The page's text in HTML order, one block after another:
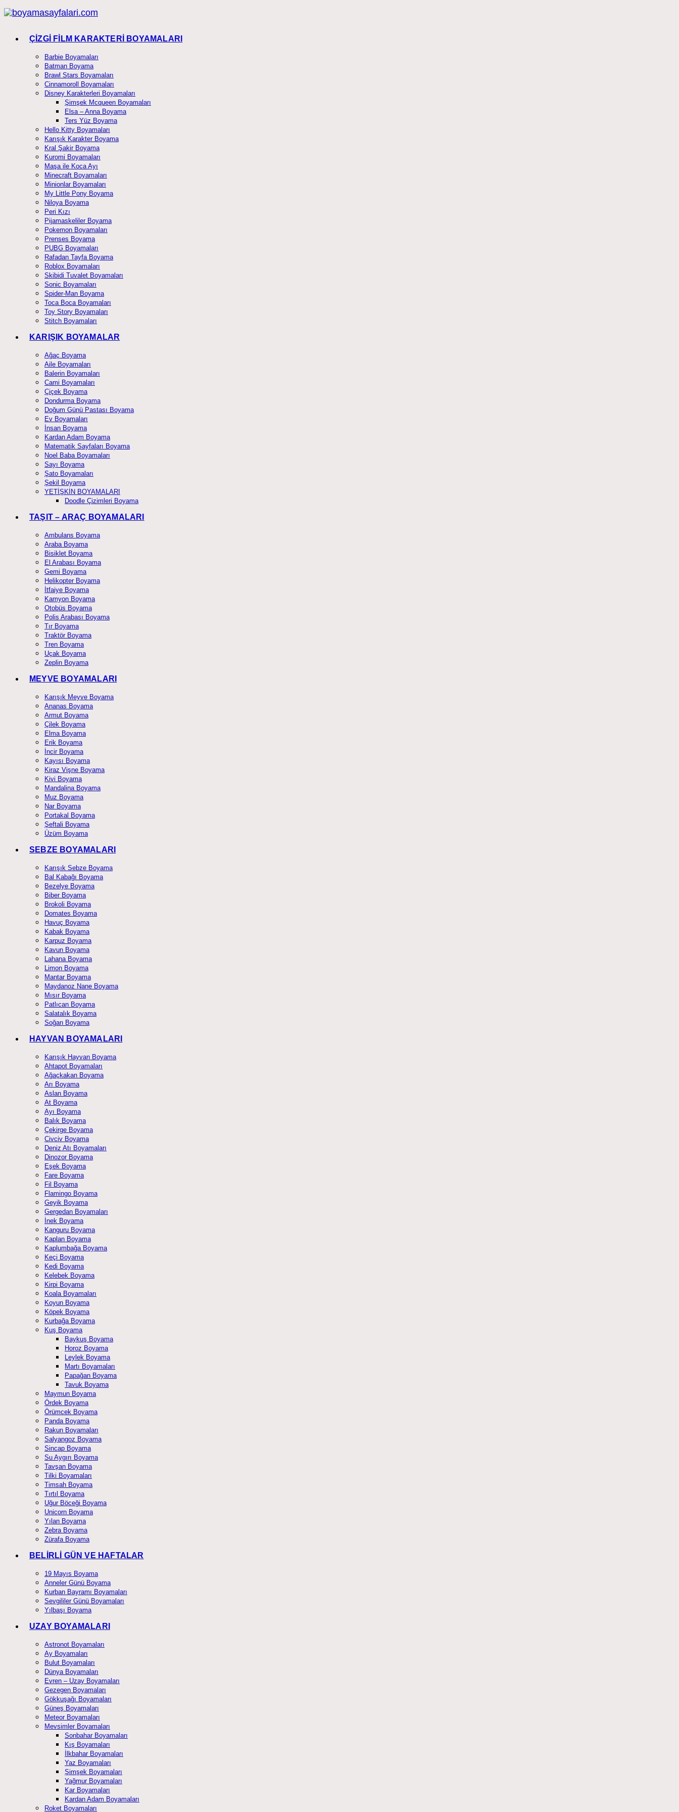
Skip
to
ÇİZGİ FİLM KARAKTERİ BOYAMALARI
Barbie Boyamaları
Batman Boyama
Brawl Stars Boyamaları
Cinnamoroll Boyamaları
Disney Karakterleri Boyamaları
Şimşek Mcqueen Boyamaları
Elsa – Anna Boyama
Ters Yüz Boyama
Hello Kitty Boyamaları
Karışık Karakter Boyama
Kral Şakir Boyama
Kuromi Boyamaları
Maşa ile Koca Ayı
Minecraft Boyamaları
Minionlar Boyamaları
My Little Pony Boyama
Niloya Boyama
Peri Kızı
Pijamaskeliler Boyama
Pokemon Boyamaları
Prenses Boyama
PUBG Boyamaları
Rafadan Tayfa Boyama
Roblox Boyamaları
Skibidi Tuvalet Boyamaları
Sonic Boyamaları
Spider-Man Boyama
Toca Boca Boyamaları
Toy Story Boyamaları
Stitch Boyamaları
KARIŞIK BOYAMALAR
Ağaç Boyama
Aile Boyamaları
Balerin Boyamaları
Cami Boyamaları
Çiçek Boyama
Dondurma Boyama
Doğum Günü Pastası Boyama
Ev Boyamaları
İnsan Boyama
Kardan Adam Boyama
Matematik Sayfaları Boyama
Noel Baba Boyamaları
Sayı Boyama
Şato Boyamaları
Şekil Boyama
YETİŞKİN BOYAMALARI
Doodle Çizimleri Boyama
TAŞIT – ARAÇ BOYAMALARI
Ambulans Boyama
Araba Boyama
Bisiklet Boyama
El Arabası Boyama
Gemi Boyama
Helikopter Boyama
İtfaiye Boyama
Kamyon Boyama
Otobüs Boyama
Polis Arabası Boyama
Tır Boyama
Traktör Boyama
Tren Boyama
Uçak Boyama
Zeplin Boyama
MEYVE BOYAMALARI
Karışık Meyve Boyama
Ananas Boyama
Armut Boyama
Çilek Boyama
Elma Boyama
Erik Boyama
İncir Boyama
Kayısı Boyama
Kiraz Vişne Boyama
Kivi Boyama
Mandalina Boyama
Muz Boyama
Nar Boyama
Portakal Boyama
Şeftali Boyama
Üzüm Boyama
SEBZE BOYAMALARI
Karışık Sebze Boyama
Bal Kabağı Boyama
Bezelye Boyama
Biber Boyama
Brokoli Boyama
Domates Boyama
Havuç Boyama
Kabak Boyama
Karpuz Boyama
Kavun Boyama
Lahana Boyama
Limon Boyama
Mantar Boyama
Maydanoz Nane Boyama
Mısır Boyama
Patlıcan Boyama
Salatalık Boyama
Soğan Boyama
HAYVAN BOYAMALARI
Karışık Hayvan Boyama
Ahtapot Boyamaları
Ağaçkakan Boyama
Arı Boyama
Aslan Boyama
At Boyama
Ayı Boyama
Balık Boyama
Çekirge Boyama
Civciv Boyama
Deniz Atı Boyamaları
Dinozor Boyama
Eşek Boyama
Fare Boyama
Fil Boyama
Flamingo Boyama
Geyik Boyama
Gergedan Boyamaları
İnek Boyama
Kanguru Boyama
Kaplan Boyama
Kaplumbağa Boyama
Keçi Boyama
Kedi Boyama
Kelebek Boyama
Kirpi Boyama
Koala Boyamaları
Koyun Boyama
Köpek Boyama
Kurbağa Boyama
Kuş Boyama
Baykuş Boyama
Horoz Boyama
Leylek Boyama
Martı Boyamaları
Papağan Boyama
Tavuk Boyama
Maymun Boyama
Ördek Boyama
Örümcek Boyama
Panda Boyama
Rakun Boyamaları
Salyangoz Boyama
Sincap Boyama
Su Aygırı Boyama
Tavşan Boyama
Tilki Boyamaları
Timsah Boyama
Tırtıl Boyama
Uğur Böceği Boyama
Unicorn Boyama
Yılan Boyama
Zebra Boyama
Zürafa Boyama
BELİRLİ GÜN VE HAFTALAR
19 Mayıs Boyama
Anneler Günü Boyama
Kurban Bayramı Boyamaları
Sevgililer Günü Boyamaları
Yılbaşı Boyama
UZAY BOYAMALARI
Astronot Boyamaları
Ay Boyamaları
Bulut Boyamaları
Dünya Boyamaları
Evren – Uzay Boyamaları
Gezegen Boyamaları
Gökkuşağı Boyamaları
Güneş Boyamaları
Meteor Boyamaları
Mevsimler Boyamaları
Sonbahar Boyamaları
Kış Boyamaları
İlkbahar Boyamaları
Yaz Boyamaları
Şimşek Boyamaları
Yağmur Boyamaları
Kar Boyamaları
Kardan Adam Boyamaları
Roket Boyamaları